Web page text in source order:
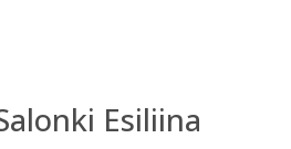
Esiliina